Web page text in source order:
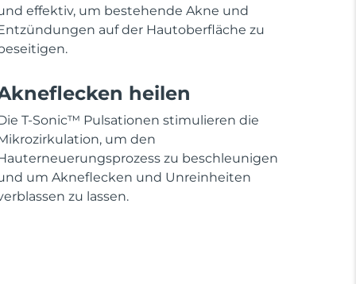
effektiv, um bestehende Akne und
auf der Hautoberfläche zu
heilen
T-Sonic™ Pulsationen stimulieren die
um den
zu beschleunigen
um Akneflecken und Unreinheiten
zu lassen.